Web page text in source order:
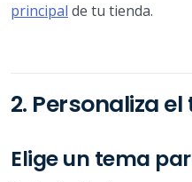
principal de tu tienda.
2. Personaliza
Elige un tema